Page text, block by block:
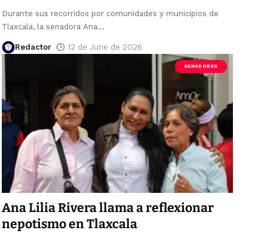
Durante sus recorridos por comunidades y municipios de
Tlaxcala, la senadora Ana…
Redactor 12 de June de 2026
SENADORES
Ana Lilia Rivera llama a reflexionar
nepotismo en Tlaxcala